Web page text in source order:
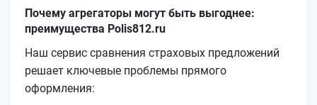
Почему агрегаторы могут быть выгоднее:
преимущества Polis812.ru
Наш сервис сравнения страховых предложений
решает ключевые проблемы прямого
оформления: